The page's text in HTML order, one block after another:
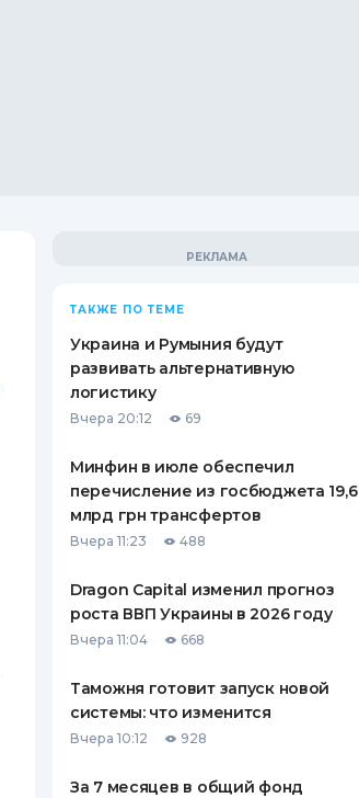
ТАКЖЕ ПО ТЕМЕ
Украина и Румыния будут
развивать альтернативную
логистику
Вчера 20:12 69
Минфин в июле обеспечил
перечисление из госбюджета 19,6
млрд грн трансфертов
Вчера 11:23 488
Dragon Capital изменил прогноз
роста ВВП Украины в 2026 году
Вчера 11:04 668
Таможня готовит запуск новой
системы: что изменится
Вчера 10:12 928
За 7 месяцев в общий фонд